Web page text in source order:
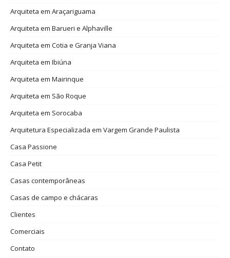
Arquiteta em Araçariguama
Arquiteta em Barueri e Alphaville
Arquiteta em Cotia e Granja Viana
Arquiteta em Ibiúna
Arquiteta em Mairinque
Arquiteta em São Roque
Arquiteta em Sorocaba
Arquitetura Especializada em Vargem Grande Paulista
Casa Passione
Casa Petit
Casas contemporâneas
Casas de campo e chácaras
Clientes
Comerciais
Contato